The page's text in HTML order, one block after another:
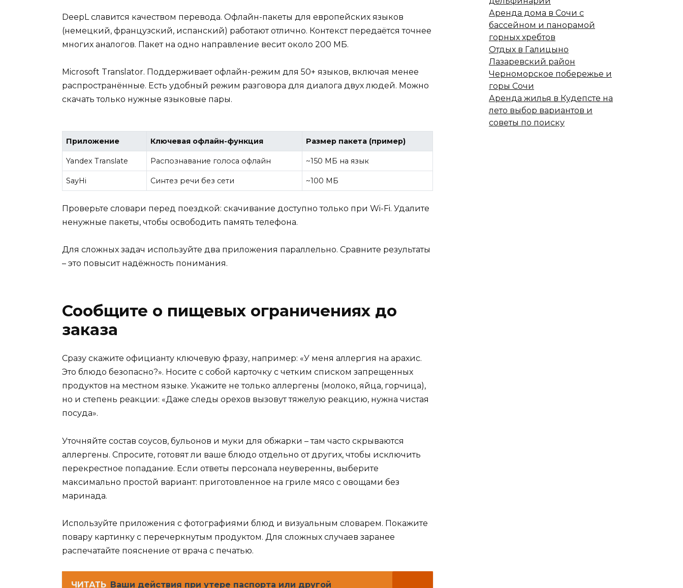
DeepL славится качеством перевода. Офлайн-пакеты для европейских языков
(немецкий, французский, испанский) работают отлично. Контекст передаётся точнее
многих аналогов. Пакет на одно направление весит около 200 МБ.
Microsoft Translator. Поддерживает офлайн-режим для 50+ языков, включая менее
распространённые. Есть удобный режим разговора для диалога двух людей. Можно
скачать только нужные языковые пары.
Приложение Ключевая офлайн-функция Размер пакета (пример)
Yandex Translate Распознавание голоса офлайн ~150 МБ на язык
SayHi Синтез речи без сети ~100 МБ
Проверьте словари перед поездкой: скачивание доступно только при Wi-Fi. Удалите
ненужные пакеты, чтобы освободить память телефона.
Для сложных задач используйте два приложения параллельно. Сравните результаты
– это повысит надёжность понимания.
Сообщите о пищевых ограничениях до
заказа
Сразу скажите официанту ключевую фразу, например: «У меня аллергия на арахис.
Это блюдо безопасно?». Носите с собой карточку с четким списком запрещенных
продуктов на местном языке. Укажите не только аллергены (молоко, яйца, горчица),
но и степень реакции: «Даже следы орехов вызовут тяжелую реакцию, нужна чистая
посуда».
Уточняйте состав соусов, бульонов и муки для обжарки – там часто скрываются
аллергены. Спросите, готовят ли ваше блюдо отдельно от других, чтобы исключить
перекрестное попадание. Если ответы персонала неуверенны, выберите
максимально простой вариант: приготовленное на гриле мясо с овощами без
маринада.
Используйте приложения с фотографиями блюд и визуальным словарем. Покажите
повару картинку с перечеркнутым продуктом. Для сложных случаев заранее
распечатайте пояснение от врача с печатью.
ЧИТАТЬ Ваши действия при утере паспорта или другой
Аренда дома в Сочи с
бассейном и панорамой
горных хребтов
Отдых в Галицыно
Лазаревский район
Черноморское побережье и
горы Сочи
Аренда жилья в Кудепсте на
лето выбор вариантов и
советы по поиску